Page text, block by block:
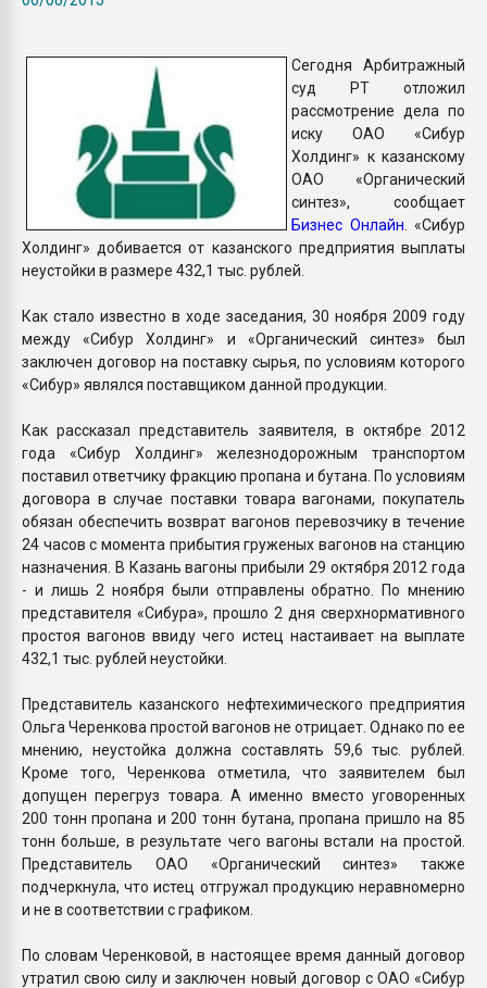
ПЕРЕЙТИ НА
Сегодня Арбитражный
суд РТ отложил
рассмотрение дела по
иску ОАО «Сибур
Холдинг» к казанскому
ОАО «Органический
синтез», сообщает
Бизнес Онлайн . «Сибур
Холдинг» добивается от казанского предприятия выплаты
неустойки в размере 432,1 тыс. рублей.
Как стало известно в ходе заседания, 30 ноября 2009 году
между «Сибур Холдинг» и «Органический синтез» был
заключен договор на поставку сырья, по условиям которого
«Сибур» являлся поставщиком данной продукции.
Как рассказал представитель заявителя, в октябре 2012
года «Сибур Холдинг» железнодорожным транспортом
поставил ответчику фракцию пропана и бутана. По условиям
договора в случае поставки товара вагонами, покупатель
обязан обеспечить возврат вагонов перевозчику в течение
24 часов с момента прибытия груженых вагонов на станцию
назначения. В Казань вагоны прибыли 29 октября 2012 года
- и лишь 2 ноября были отправлены обратно. По мнению
представителя «Сибура», прошло 2 дня сверхнормативного
простоя вагонов ввиду чего истец настаивает на выплате
432,1 тыс. рублей неустойки.
Представитель казанского нефтехимического предприятия
Ольга Черенкова простой вагонов не отрицает. Однако по ее
мнению, неустойка должна составлять 59,6 тыс. рублей.
Кроме того, Черенкова отметила, что заявителем был
допущен перегруз товара. А именно вместо уговоренных
200 тонн пропана и 200 тонн бутана, пропана пришло на 85
тонн больше, в результате чего вагоны встали на простой.
Представитель ОАО «Органический синтез» также
подчеркнула, что истец отгружал продукцию неравномерно
и не в соответствии с графиком.
По словам Черенковой, в настоящее время данный договор
утратил свою силу и заключен новый договор с ОАО «Сибур